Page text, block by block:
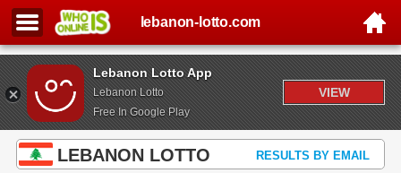
Lebanon Lotto App
Lebanon Lotto
Free In Google Play
VIEW
lebanon-lotto.com
LEBANON LOTTO RESULTS BY EMAIL